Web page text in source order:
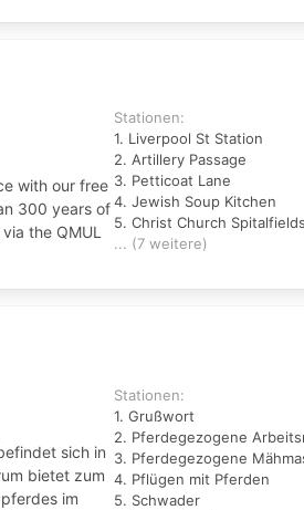
with our free
300 years of
the QMUL
Stationen:
1. Liverpool St Station
2. Artillery Passage
3. Petticoat Lane
4. Jewish Soup Kitchen
5. Christ Church Spitalfields
... (7 weitere)
sich in
bietet zum
im
Stationen:
1. Grußwort
2. Pferdegezogene
3. Pferdegezogene
4. Pflügen mit Pferden
5. Schwader